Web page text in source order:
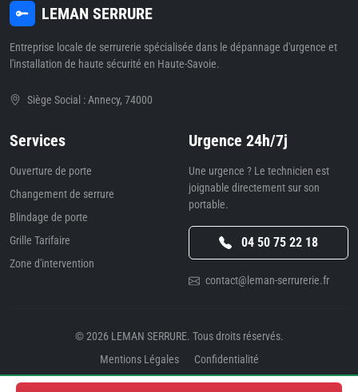
LEMAN SERRURE
Entreprise locale de serrurerie spécialisée dans le dépannage d'urgence et
l'installation de haute sécurité en Haute-Savoie.
Siège Social : Annecy, 74000
Services
Ouverture de porte
Changement de serrure
Blindage de porte
Grille Tarifaire
Zone d'intervention
Urgence 24h/7j
Une urgence ? Le technicien est
joignable directement sur son
portable.
04 50 75 22 18
contact@leman-serrurerie.fr
© 2026 LEMAN SERRURE. Tous droits réservés.
Mentions Légales
Confidentialité